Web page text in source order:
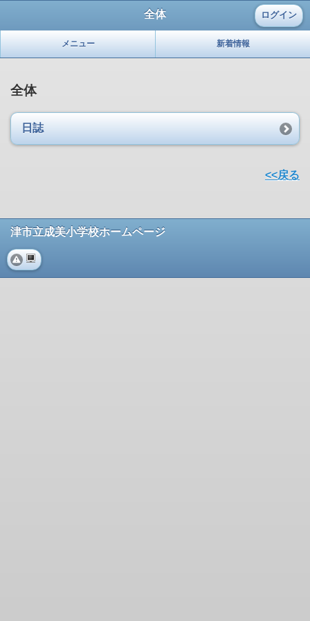
全体 ログイン
メニュー 新着情報
全体
日誌
<<戻る
津市立成美小学校ホームページ